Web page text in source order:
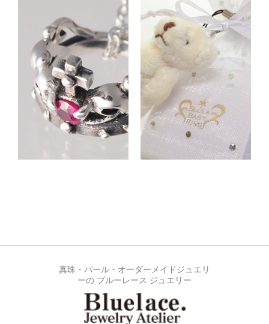
真珠・パール・オーダーメイドジュエリ
ーの ブルーレース ジュエリー